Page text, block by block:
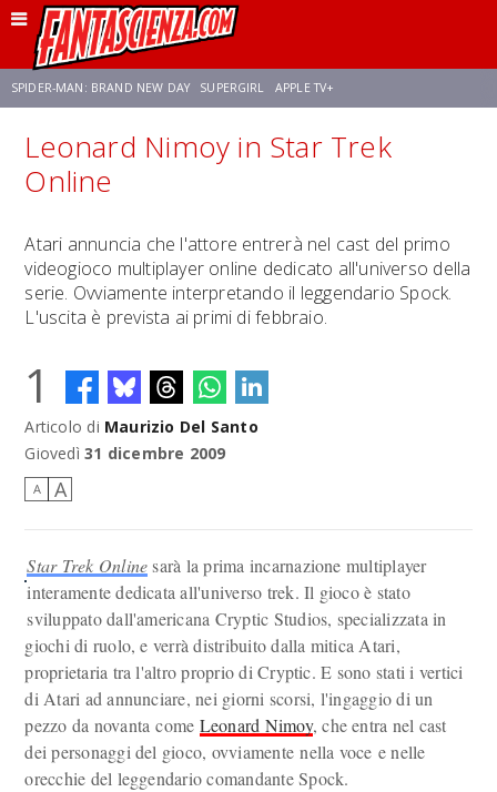
SPIDER-MAN: BRAND NEW DAY SUPERGIRL APPLE TV+
FRANCO RICCIARDIELLO ZENDAYA STAR TREK AVENGERS: DOOMSDAY
Leonard Nimoy in Star Trek
Online
Atari annuncia che l'attore entrerà nel cast del primo
videogioco multiplayer online dedicato all'universo della
serie. Ovviamente interpretando il leggendario Spock.
L'uscita è prevista ai primi di febbraio.
1
Articolo di Maurizio Del Santo
Giovedì 31 dicembre 2009
A A
Star Trek Onlinesarà la prima incarnazione multiplayer
interamente dedicata all'universo trek. Il gioco è stato
sviluppato dall'americana Cryptic Studios, specializzata in
giochi di ruolo, e verrà distribuito dalla mitica Atari,
proprietaria tra l'altro proprio di Cryptic. E sono stati i vertici
di Atari ad annunciare, nei giorni scorsi, l'ingaggio di un
pezzo da novanta come Leonard Nimoy, che entra nel cast
dei personaggi del gioco, ovviamente nella voce e nelle
orecchie del leggendario comandante Spock.